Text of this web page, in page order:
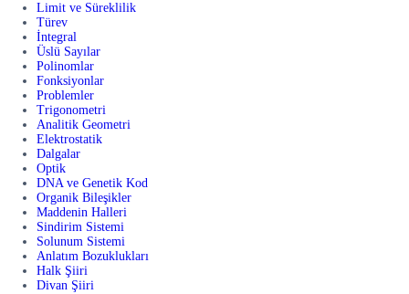
Limit ve Süreklilik
Türev
İntegral
Üslü Sayılar
Polinomlar
Fonksiyonlar
Problemler
Trigonometri
Analitik Geometri
Elektrostatik
Dalgalar
Optik
DNA ve Genetik Kod
Organik Bileşikler
Maddenin Halleri
Sindirim Sistemi
Solunum Sistemi
Anlatım Bozuklukları
Halk Şiiri
Divan Şiiri